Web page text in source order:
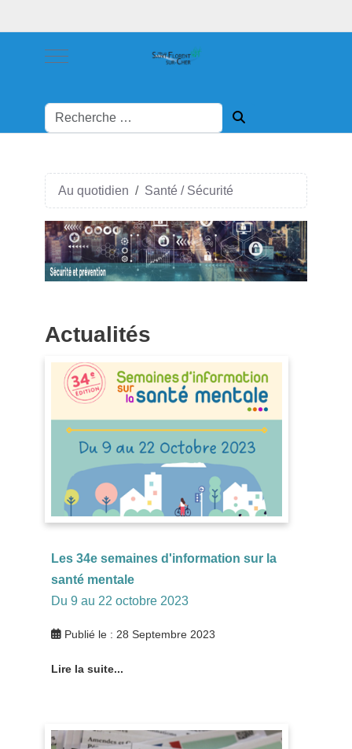
Mobile Menu Toggle
Au quotidien Santé / Sécurité
Actualités
Les 34e semaines d'information sur la
santé mentale
Du 9 au 22 octobre 2023
Publié le : 28 Septembre 2023
Lire la suite...